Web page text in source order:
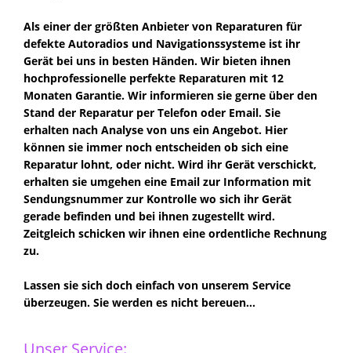
Als einer der größten Anbieter von Reparaturen für
defekte Autoradios und Navigationssysteme ist ihr
Gerät bei uns in besten Händen. Wir bieten ihnen
hochprofessionelle perfekte Reparaturen mit 12
Monaten Garantie. Wir informieren sie gerne über den
Stand der Reparatur per Telefon oder Email. Sie
erhalten nach Analyse von uns ein Angebot. Hier
können sie immer noch entscheiden ob sich eine
Reparatur lohnt, oder nicht. Wird ihr Gerät verschickt,
erhalten sie umgehen eine Email zur Information mit
Sendungsnummer zur Kontrolle wo sich ihr Gerät
gerade befinden und bei ihnen zugestellt wird.
Zeitgleich schicken wir ihnen eine ordentliche Rechnung
zu.
Lassen sie sich doch einfach von unserem Service
überzeugen. Sie werden es nicht bereuen...
Unser Service: